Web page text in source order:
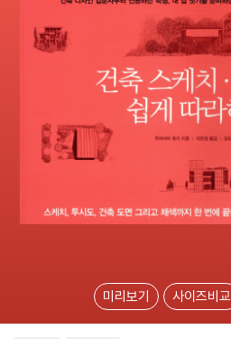
미리보기 사이즈비교